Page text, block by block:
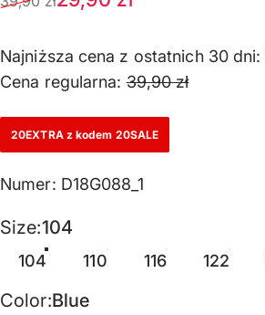
Najniższa cena z ostatnich 30 dni:
Cena regularna:39,90 zł
20EXTRA z kodem 20SALE
Numer: D18G088_1
Size
Size:104
104
110 116 122
Color
Color:Blue